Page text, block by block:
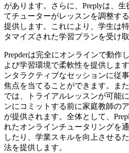
があります。さらに、Preplyは、
てチューターがレッスンを調整す
提供します。これにより、学生は
タマイズされた学習プランを受け
Prepderは完全にオンラインで動作
よび学習環境で柔軟性を提供しま
ンタラクティブなセッションに従
焦点を当てることができます。ま
では、トライアルレッスンが可能
ンにコミットする前に家庭教師の
が提供されます。全体として、
れたオンラインチュータリングを
したり、学業スキルを向上させる
法を提供します。